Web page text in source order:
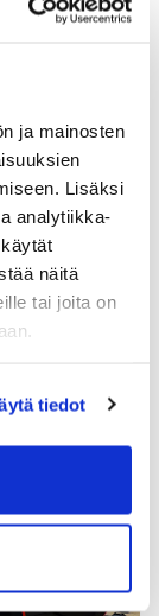
ja mainosten
Lisäksi
analytiikka-
näitä
tai joita on
tiedot
mittarit ja
kehittävä